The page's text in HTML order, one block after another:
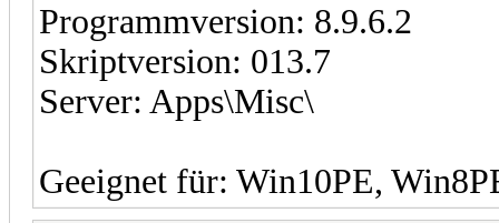
Programmversion: 8.9.6.2
Skriptversion: 013.7
Server: Apps\Misc\
Geeignet für: Win10PE,